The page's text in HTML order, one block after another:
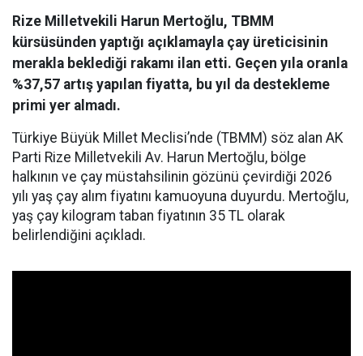
Rize Milletvekili Harun Mertoğlu, TBMM
kürsüsünden yaptığı açıklamayla çay üreticisinin
merakla beklediği rakamı ilan etti. Geçen yıla oranla
%37,57 artış yapılan fiyatta, bu yıl da destekleme
primi yer almadı.
Türkiye Büyük Millet Meclisi’nde (TBMM) söz alan AK
Parti Rize Milletvekili Av. Harun Mertoğlu, bölge
halkının ve çay müstahsilinin gözünü çevirdiği 2026
yılı yaş çay alım fiyatını kamuoyuna duyurdu. Mertoğlu,
yaş çay kilogram taban fiyatının 35 TL olarak
belirlendiğini açıkladı.